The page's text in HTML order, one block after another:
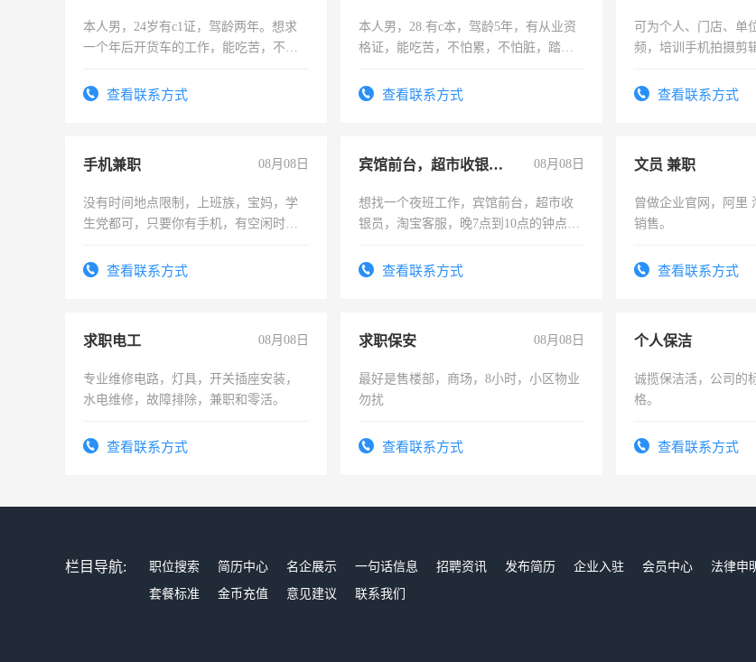
本人男，24岁有c1证，驾龄两年。想求
一个年后开货车的工作，能吃苦，不怕
查看联系方式
本人男，28.有c本，驾龄5年，有从业资
格证，能吃苦，不怕累，不怕脏，踏
查看联系方式
可为个人、门店、单
频，培训手机拍摄剪
频，培训手机拍摄剪
查看联系方式
手机兼职 08月08日
没有时间地点限制，上班族，宝妈，学
生党都可，只要你有手机，有空闲时
勤快的四五十，每天挣零花钱没问题！
查看联系方式
宾馆前台，超市收银员，淘宝客服 08月08日
想找一个夜班工作，宾馆前台，超市收
银员，淘宝客服，晚7点到10点的钟点
号同微信查看联系方式
文员 兼职
曾做企业官网，阿里
销售。
查看联系方式
求职电工 08月08日
专业维修电路，灯具，开关插座安装，
水电维修，故障排除，兼职和零活。
查看联系方式
求职保安 08月08日
最好是售楼部，商场，8小时，小区物业
勿扰
查看联系方式
个人保洁
诚揽保洁活，公司的
格。
查看联系方式
栏目导航: 职位搜索 简历中心 名企展示 一句话信息 招聘资讯 发布简历 企业入驻 会员中心
法律申
套餐标准
金币充值 意见建议 联系我们